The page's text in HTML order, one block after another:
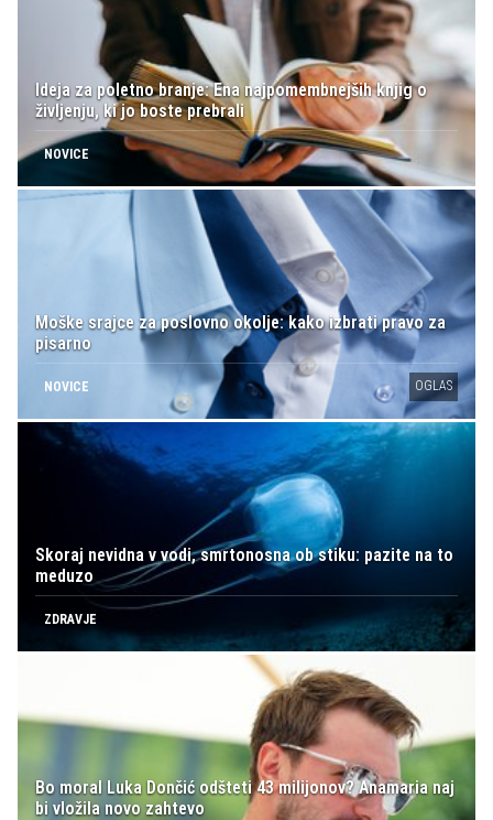
Ideja za poletno branje: Ena najpomembnejših knjig o
življenju, ki jo boste prebrali
NOVICE
Moške srajce za poslovno okolje: kako izbrati pravo za
pisarno
NOVICE OGLAS
Skoraj nevidna v vodi, smrtonosna ob stiku: pazite na to
meduzo
ZDRAVJE
Bo moral Luka Dončić odšteti 43 milijonov? Anamaria naj
bi vložila novo zahtevo